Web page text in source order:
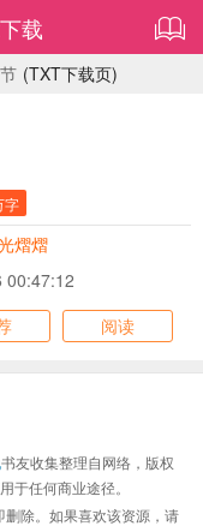
载
(TXT下载页)
字
熠熠
00:47:12
阅读
书友收集整理自网络，版权
于任何商业途径。
除。如果喜欢该资源，请